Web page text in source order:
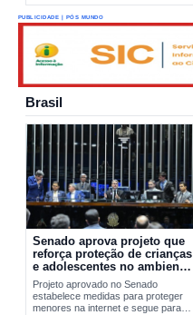
PUBLICIDADE | PÓS MUNDO
Brasil
Senado aprova projeto que
reforça proteção de crianças
e adolescentes no ambiente
digital
Projeto aprovado no Senado
estabelece medidas para proteger
menores na internet e segue para